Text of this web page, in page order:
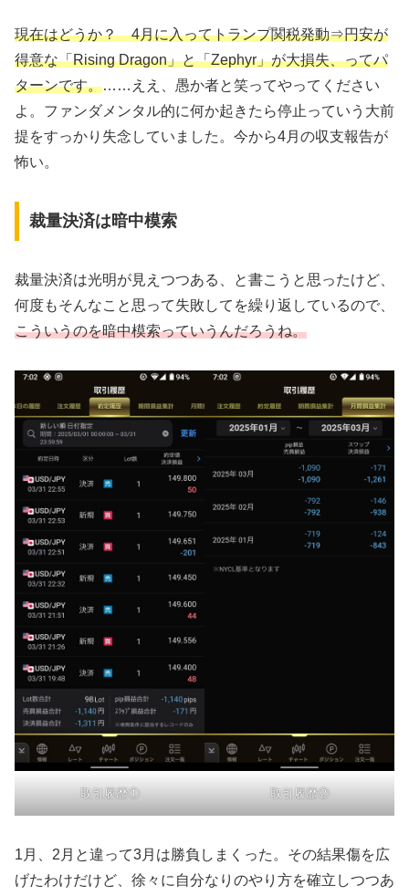
現在はどうか？ 4月に入ってトランプ関税発動⇒円安が
得意な「Rising Dragon」と「Zephyr」が大損失、ってパ
ターンです。……ええ、愚か者と笑ってやってください
よ。ファンダメンタル的に何か起きたら停止っていう大前
提をすっかり失念していました。今から4月の収支報告が
怖い。
裁量決済は暗中模索
裁量決済は光明が見えつつある、と書こうと思ったけど、
何度もそんなこと思って失敗してを繰り返しているので、
こういうのを暗中模索っていうんだろうね。
取引履歴① 取引履歴②
1月、2月と違って3月は勝負しまくった。その結果傷を広
げたわけだけど、徐々に自分なりのやり方を確立しつつあ